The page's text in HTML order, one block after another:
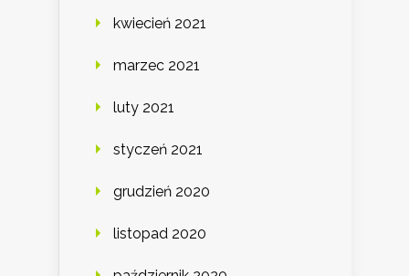
kwiecień 2021
marzec 2021
luty 2021
styczeń 2021
grudzień 2020
listopad 2020